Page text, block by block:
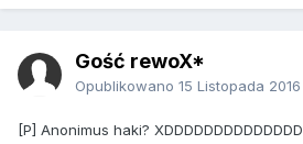
Gość rewoX*
Opublikowano 15 Listopada 2016
[P] Anonimus haki? XDDDDDDDDDDDDDD